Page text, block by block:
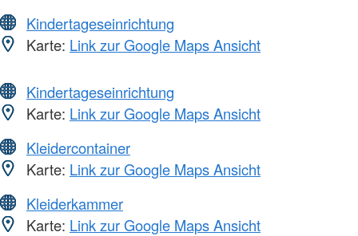
Kindertageseinrichtung
Karte: Link zur Google Maps Ansicht
Kindertageseinrichtung
Karte: Link zur Google Maps Ansicht
Kleidercontainer
Karte: Link zur Google Maps Ansicht
Kleiderkammer
Karte: Link zur Google Maps Ansicht